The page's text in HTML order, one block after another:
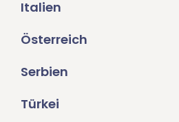
Italien
Österreich
Serbien
Türkei